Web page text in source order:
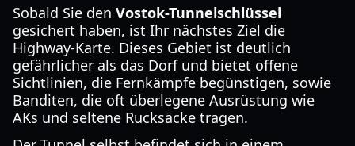
Sobald Sie den Vostok-Tunnelschlüssel
gesichert haben, ist Ihr nächstes Ziel die
Highway-Karte. Dieses Gebiet ist deutlich
gefährlicher als das Dorf und bietet offene
Sichtlinien, die Fernkämpfe begünstigen, sowie
Banditen, die oft überlegene Ausrüstung wie
AKs und seltene Rucksäcke tragen.